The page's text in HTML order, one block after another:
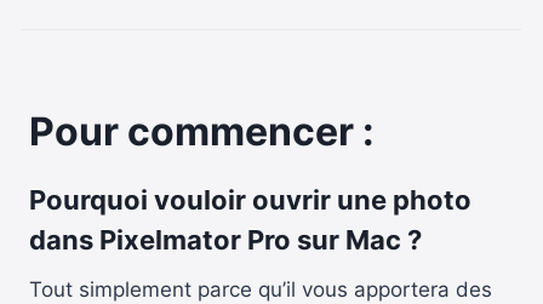
Pour commencer :
Pourquoi vouloir ouvrir une photo
dans Pixelmator Pro sur Mac ?
Tout simplement parce qu’il vous apportera des